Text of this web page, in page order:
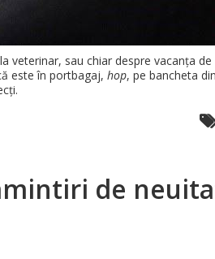
veterinar, sau chiar despre vacanța de
este în portbagaj, hop, pe bancheta
de